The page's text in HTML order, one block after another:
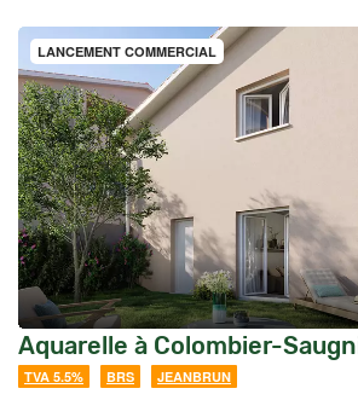
LANCEMENT COMMERCIAL
Aquarelle à Colombier-
TVA 5.5% BRS JEANBRUN